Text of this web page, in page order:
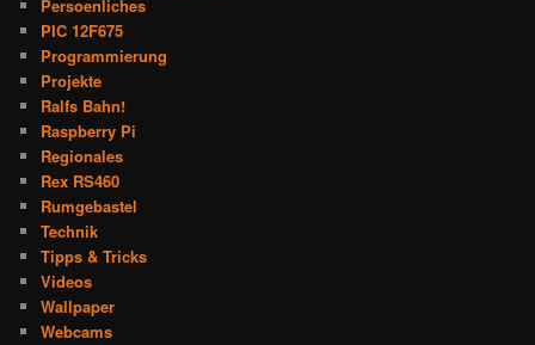
Persoenliches
PIC 12F675
Programmierung
Projekte
Ralfs Bahn!
Raspberry Pi
Regionales
Rex RS460
Rumgebastel
Technik
Tipps & Tricks
Videos
Wallpaper
Webcams